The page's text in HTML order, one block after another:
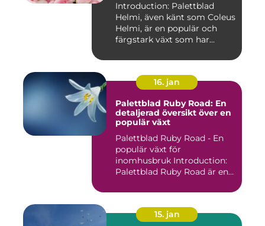
Introduction: Palettblad
Helmi, även känt som Coleus
Helmi, är en populär och
färgstark växt som har...
16. jan
Palettblad Ruby Road: En
detaljerad översikt över en
populär växt
Palettblad Ruby Road - En
populär växt för
inomhusbruk Introduction:
Palettblad Ruby Road är en
15. jan